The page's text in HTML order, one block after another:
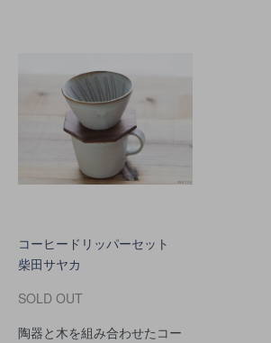
コーヒードリッパーセット
柴田サヤカ
SOLD OUT
陶器と木を組み合わせたコー